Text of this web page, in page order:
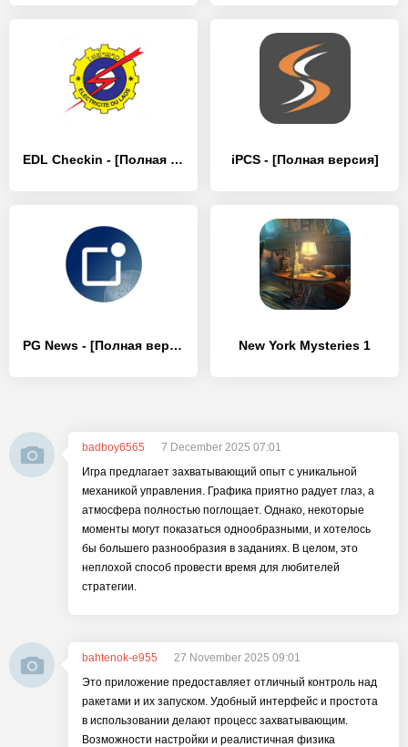
EDL Checkin - [Полная версия] iPCS - [Полная версия]
PG News - [Полная версия] New York Mysteries 1
badboy6565
7 December 2025 07:01
Игра предлагает захватывающий опыт с уникальной
механикой управления. Графика приятно радует глаз, а
атмосфера полностью поглощает. Однако, некоторые
моменты могут показаться однообразными, и хотелось
бы большего разнообразия в заданиях. В целом, это
неплохой способ провести время для любителей
стратегии.
bahtenok-e955
27 November 2025 09:01
Это приложение предоставляет отличный контроль над
ракетами и их запуском. Удобный интерфейс и простота
в использовании делают процесс захватывающим.
Возможности настройки и реалистичная физика